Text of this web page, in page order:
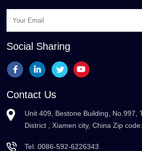
Social Sharing
Contact Us
Unit 409, Bestone Building, No.997,
District , Xiamen city, China Zip
Tel:0086-592-6226343